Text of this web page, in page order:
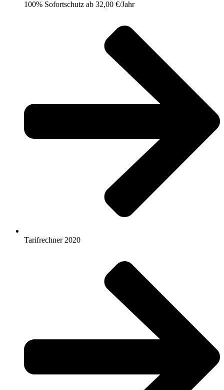
100% Sofortschutz ab 32,00 €/Jahr
Tarifrechner 2020